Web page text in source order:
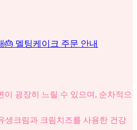
🎂 멜팅케이크 주문 안내
이 굉장히 느릴 수 있으며, 순차적으
생크림과 크림치즈를 사용한 건강